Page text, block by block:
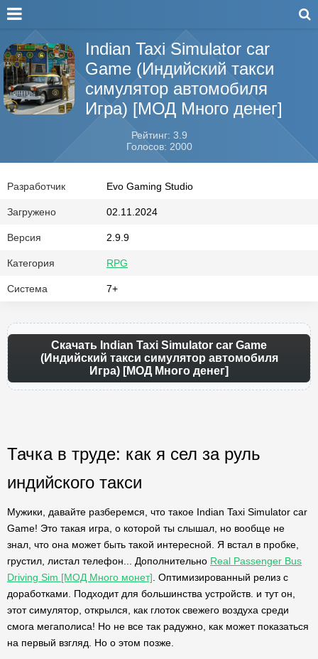
Indian Taxi Simulator car
Game (Индийский такси
симулятор автомобиля
Игра) [МОД Много денег]
Рейтинг: 3.9
Голосов: 2000
Разработчик Evo Gaming Studio
Загружено 02.11.2024
Версия 2.9.9
Категория RPG
Система 7+
Скачать Indian Taxi Simulator car Game
(Индийский такси симулятор автомобиля
Игра) [МОД Много денег]
Тачка в труде: как я сел за руль
индийского такси
Мужики, давайте разберемся, что такое Indian Taxi Simulator car
Game! Это такая игра, о которой ты слышал, но вообще не
знал, что она может быть такой интересной. Я встал в пробке,
грустил, листал телефон... Дополнительно Real Passenger Bus
Driving Sim [МОД Много монет] . Оптимизированный релиз с
доработками. Подходит для большинства устройств. и тут он,
этот симулятор, открылся, как глоток свежего воздуха среди
смога мегаполиса! Но не все так радужно, как может показаться
на первый взгляд. Но о этом позже.